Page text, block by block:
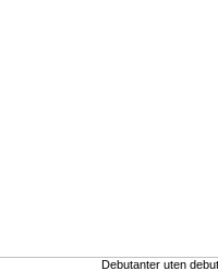
Debutanter uten